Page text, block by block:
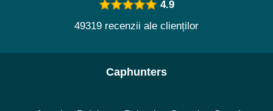
4.9
49319 recenzii ale clienților
Caphunters